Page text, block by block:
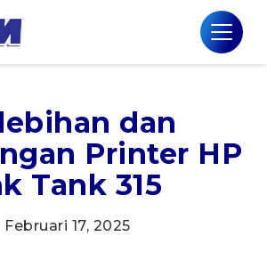
dan
Printer HP
Tank 315
Februari 17, 2025